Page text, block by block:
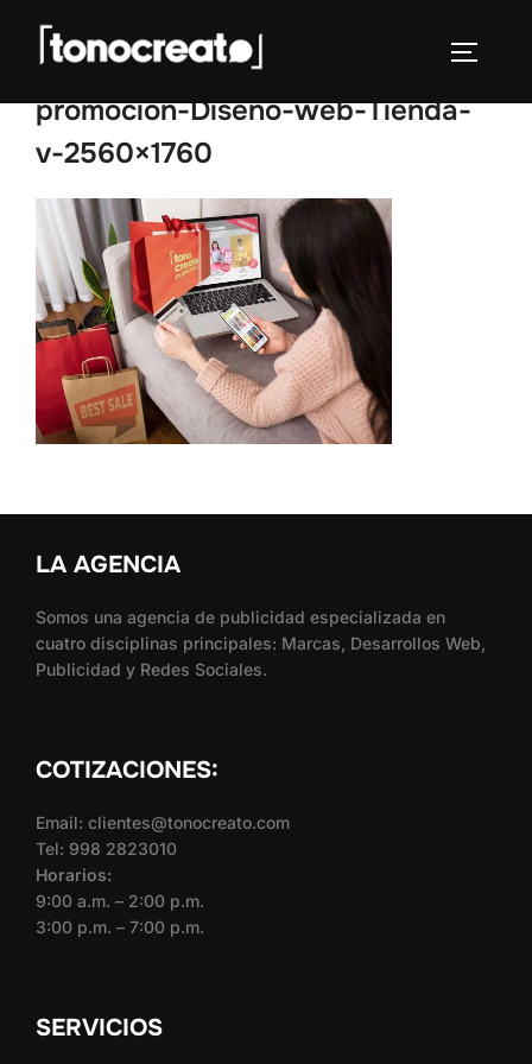
promocion-Diseno-web-Tienda-
v-2560×1760
LA AGENCIA
Somos una agencia de publicidad especializada en
cuatro disciplinas principales: Marcas, Desarrollos Web,
Publicidad y Redes Sociales.
COTIZACIONES:
Email: clientes@tonocreato.com
Tel: 998 2823010
Horarios:
9:00 a.m. – 2:00 p.m.
3:00 p.m. – 7:00 p.m.
SERVICIOS